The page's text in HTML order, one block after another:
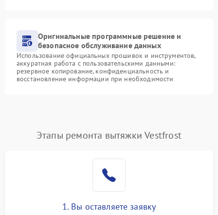
Оригинальные программные решение и
безопасное обслуживание данных
Использование официальных прошивок и инструментов,
аккуратная работа с пользовательскими данными:
резервное копирование, конфиденциальность и
восстановление информации при необходимости
Этапы ремонта вытяжки Vestfrost
1. Вы оставляете заявку